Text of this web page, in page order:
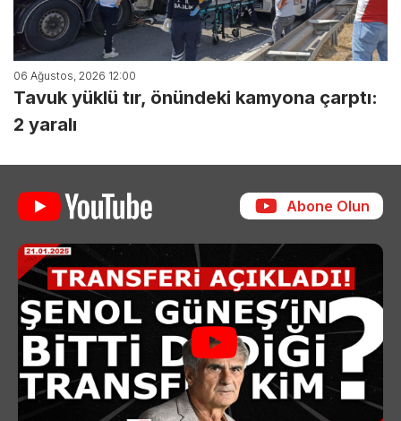
06 Ağustos, 2026 12:00
Tavuk yüklü tır, önündeki kamyona çarptı:
2 yaralı
Abone Olun